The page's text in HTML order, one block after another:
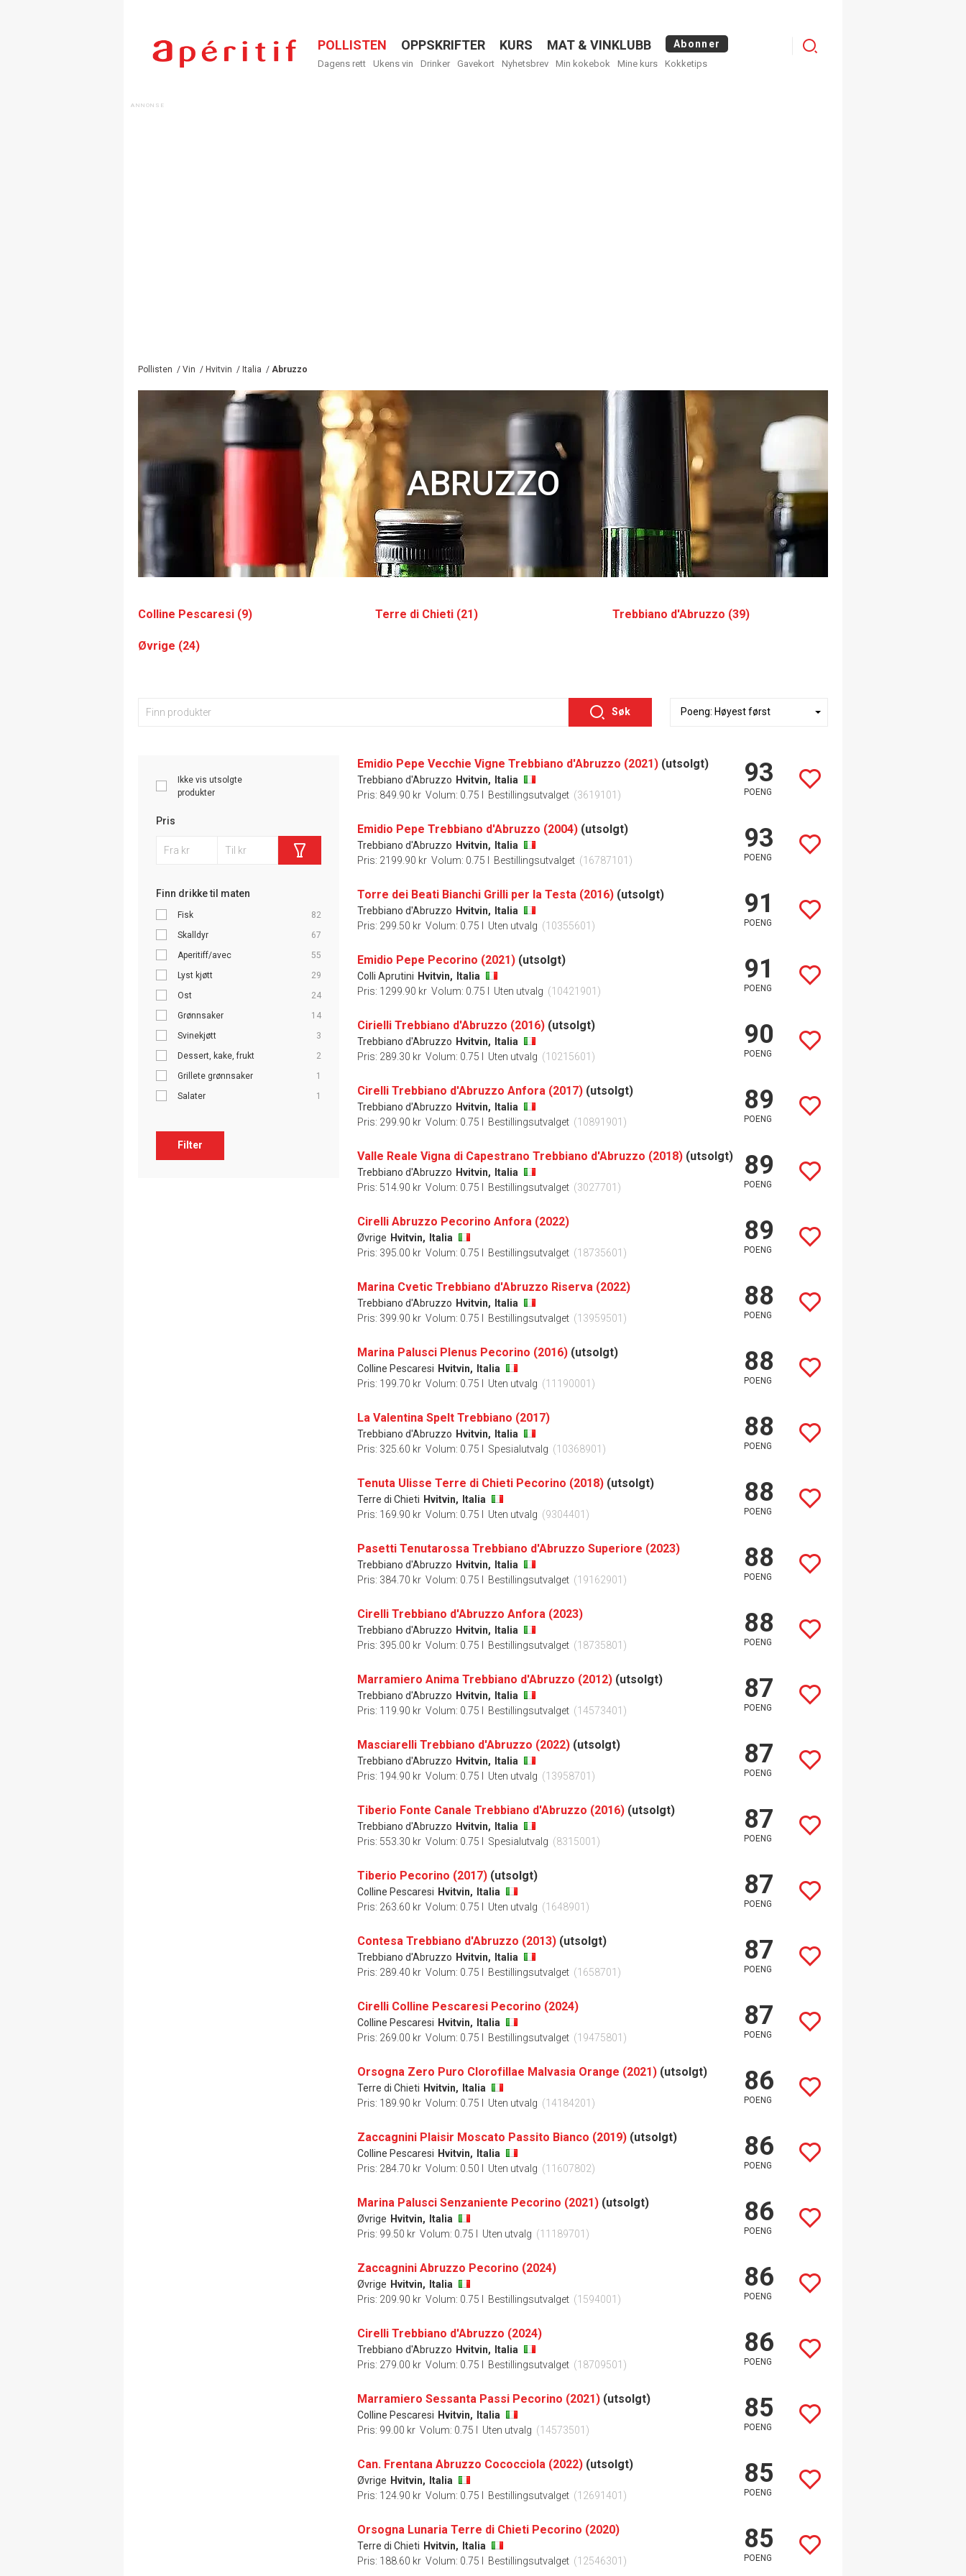
Menu
POLLISTEN OPPSKRIFTER KURS MAT & VINKLUBB Abonner
Dagens rett Ukens vin Drinker Gavekort Nyhetsbrev Min kokebok Mine kurs Kokketips
Logg
Pollisten / Vin / Hvitvin / Italia / Abruzzo
ABRUZZO
Colline Pescaresi (9) Terre di Chieti (21) Trebbiano d'Abruzzo (39)
Øvrige (24)
Søk
Ikke vis utsolgte
produkter
Pris
Finn drikke til maten
Fisk
82
Skalldyr
67
Aperitiff/avec
55
Lyst kjøtt
29
Ost
24
Grønnsaker
14
Svinekjøtt
3
Dessert, kake, frukt
2
Grillete grønnsaker
1
Salater
1
Filter
Emidio Pepe Vecchie Vigne Trebbiano d'Abruzzo (2021) (utsolgt)
Trebbiano d'Abruzzo Hvitvin,
Italia
Pris: 849.90 kr Volum: 0.75 l Bestillingsutvalget (3619101)
93
POENG
Emidio Pepe Trebbiano d'Abruzzo (2004) (utsolgt)
Trebbiano d'Abruzzo Hvitvin,
Italia
Pris: 2199.90 kr Volum: 0.75 l Bestillingsutvalget (16787101)
93
POENG
Torre dei Beati Bianchi Grilli per la Testa (2016) (utsolgt)
Trebbiano d'Abruzzo Hvitvin,
Italia
Pris: 299.50 kr Volum: 0.75 l Uten utvalg (10355601)
91
POENG
Emidio Pepe Pecorino (2021) (utsolgt)
Colli Aprutini Hvitvin,
Italia
Pris: 1299.90 kr Volum: 0.75 l Uten utvalg (10421901)
91
POENG
Cirielli Trebbiano d'Abruzzo (2016) (utsolgt)
Trebbiano d'Abruzzo Hvitvin,
Italia
Pris: 289.30 kr Volum: 0.75 l Uten utvalg (10215601)
90
POENG
Cirelli Trebbiano d'Abruzzo Anfora (2017) (utsolgt)
Trebbiano d'Abruzzo Hvitvin,
Italia
Pris: 299.90 kr Volum: 0.75 l Bestillingsutvalget (10891901)
89
POENG
Valle Reale Vigna di Capestrano Trebbiano d'Abruzzo (2018) (utsolgt)
Trebbiano d'Abruzzo Hvitvin,
Italia
Pris: 514.90 kr Volum: 0.75 l Bestillingsutvalget (3027701)
89
POENG
Cirelli Abruzzo Pecorino Anfora (2022)
Øvrige Hvitvin,
Italia
Pris: 395.00 kr Volum: 0.75 l Bestillingsutvalget (18735601)
89
POENG
Marina Cvetic Trebbiano d'Abruzzo Riserva (2022)
Trebbiano d'Abruzzo Hvitvin,
Italia
Pris: 399.90 kr Volum: 0.75 l Bestillingsutvalget (13959501)
88
POENG
Marina Palusci Plenus Pecorino (2016) (utsolgt)
Colline Pescaresi Hvitvin,
Italia
Pris: 199.70 kr Volum: 0.75 l Uten utvalg (11190001)
88
POENG
La Valentina Spelt Trebbiano (2017)
Trebbiano d'Abruzzo Hvitvin,
Italia
Pris: 325.60 kr Volum: 0.75 l Spesialutvalg (10368901)
88
POENG
Tenuta Ulisse Terre di Chieti Pecorino (2018) (utsolgt)
Terre di Chieti Hvitvin,
Italia
Pris: 169.90 kr Volum: 0.75 l Uten utvalg (9304401)
88
POENG
Pasetti Tenutarossa Trebbiano d'Abruzzo Superiore (2023)
Trebbiano d'Abruzzo Hvitvin,
Italia
Pris: 384.70 kr Volum: 0.75 l Bestillingsutvalget (19162901)
88
POENG
Cirelli Trebbiano d'Abruzzo Anfora (2023)
Trebbiano d'Abruzzo Hvitvin,
Italia
Pris: 395.00 kr Volum: 0.75 l Bestillingsutvalget (18735801)
88
POENG
Marramiero Anima Trebbiano d'Abruzzo (2012) (utsolgt)
Trebbiano d'Abruzzo Hvitvin,
Italia
Pris: 119.90 kr Volum: 0.75 l Bestillingsutvalget (14573401)
87
POENG
Masciarelli Trebbiano d'Abruzzo (2022) (utsolgt)
Trebbiano d'Abruzzo Hvitvin,
Italia
Pris: 194.90 kr Volum: 0.75 l Uten utvalg (13958701)
87
POENG
Tiberio Fonte Canale Trebbiano d'Abruzzo (2016) (utsolgt)
Trebbiano d'Abruzzo Hvitvin,
Italia
Pris: 553.30 kr Volum: 0.75 l Spesialutvalg (8315001)
87
POENG
Tiberio Pecorino (2017) (utsolgt)
Colline Pescaresi Hvitvin,
Italia
Pris: 263.60 kr Volum: 0.75 l Uten utvalg (1648901)
87
POENG
Contesa Trebbiano d'Abruzzo (2013) (utsolgt)
Trebbiano d'Abruzzo Hvitvin,
Italia
Pris: 289.40 kr Volum: 0.75 l Bestillingsutvalget (1658701)
87
POENG
Cirelli Colline Pescaresi Pecorino (2024)
Colline Pescaresi Hvitvin,
Italia
Pris: 269.00 kr Volum: 0.75 l Bestillingsutvalget (19475801)
87
POENG
Orsogna Zero Puro Clorofillae Malvasia Orange (2021) (utsolgt)
Terre di Chieti Hvitvin,
Italia
Pris: 189.90 kr Volum: 0.75 l Uten utvalg (14184201)
86
POENG
Zaccagnini Plaisir Moscato Passito Bianco (2019) (utsolgt)
Colline Pescaresi Hvitvin,
Italia
Pris: 284.70 kr Volum: 0.50 l Uten utvalg (11607802)
86
POENG
Marina Palusci Senzaniente Pecorino (2021) (utsolgt)
Øvrige Hvitvin,
Italia
Pris: 99.50 kr Volum: 0.75 l Uten utvalg (11189701)
86
POENG
Zaccagnini Abruzzo Pecorino (2024)
Øvrige Hvitvin,
Italia
Pris: 209.90 kr Volum: 0.75 l Bestillingsutvalget (1594001)
86
POENG
Cirelli Trebbiano d'Abruzzo (2024)
Trebbiano d'Abruzzo Hvitvin,
Italia
Pris: 279.00 kr Volum: 0.75 l Bestillingsutvalget (18709501)
86
POENG
Marramiero Sessanta Passi Pecorino (2021) (utsolgt)
Colline Pescaresi Hvitvin,
Italia
Pris: 99.00 kr Volum: 0.75 l Uten utvalg (14573501)
85
POENG
Can. Frentana Abruzzo Cococciola (2022) (utsolgt)
Øvrige Hvitvin,
Italia
Pris: 124.90 kr Volum: 0.75 l Bestillingsutvalget (12691401)
85
POENG
Orsogna Lunaria Terre di Chieti Pecorino (2020)
Terre di Chieti Hvitvin,
Italia
Pris: 188.60 kr Volum: 0.75 l Bestillingsutvalget (12546301)
85
POENG